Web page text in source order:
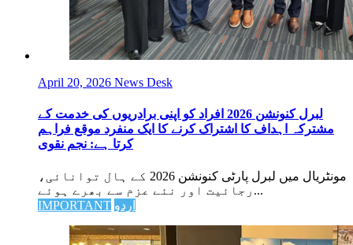
April 20, 2026 News Desk
لبرل کنونشن 2026 افراد کو اپنی برادریوں کی خدمت کے
مشترکہ اہداف کا اشتراک کرنے کا ایک منفرد موقع فراہم
کرتا ہے: نجم نقوی
مونٹریال میں لبرل پارٹی کنونشن 2026 کے ہال توانائی،
رجائیت اور نئے عزم سے بھرے ہوئے...
IMPORTANT اردو